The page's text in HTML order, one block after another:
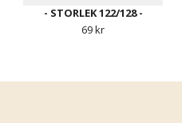
- STORLEK 122/128 -
69 kr